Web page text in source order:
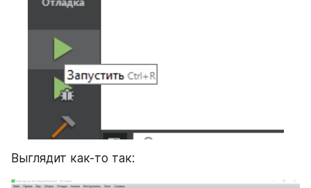
Выглядит как-то так: